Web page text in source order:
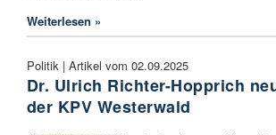
Weiterlesen »
Politik | Artikel vom 02.09.2025
Dr. Ulrich Richter-Hopprich
der KPV Westerwald